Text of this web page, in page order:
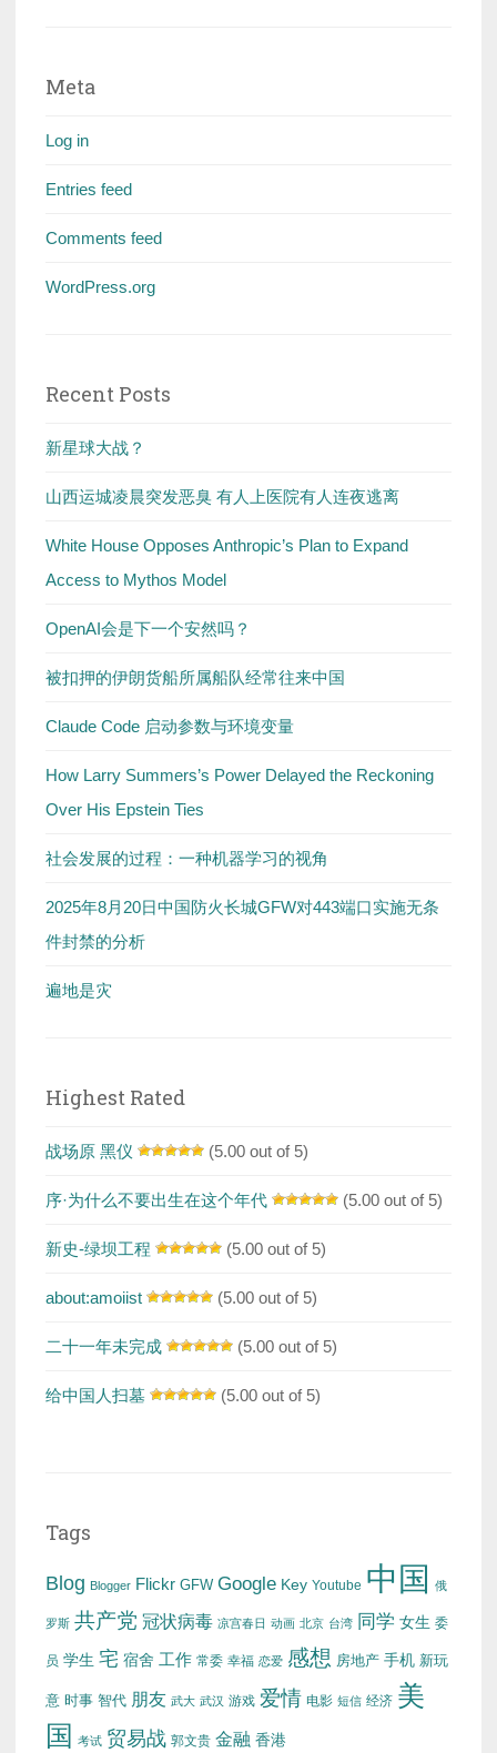
Meta
Log in
Entries feed
Comments feed
WordPress.org
Recent Posts
新星球大战？
山西运城凌晨突发恶臭 有人上医院有人连夜逃离
White House Opposes Anthropic’s Plan to Expand
Access to Mythos Model
OpenAI会是下一个安然吗？
被扣押的伊朗货船所属船队经常往来中国
Claude Code 启动参数与环境变量
How Larry Summers’s Power Delayed the Reckoning
Over His Epstein Ties
社会发展的过程：一种机器学习的视角
2025年8月20日中国防火长城GFW对443端口实施无条
件封禁的分析
遍地是灾
Highest Rated
战场原 黑仪 (5.00 out of 5)
序·为什么不要出生在这个年代 (5.00 out of 5)
新史-绿坝工程 (5.00 out of 5)
about:amoiist (5.00 out of 5)
二十一年未完成 (5.00 out of 5)
给中国人扫墓 (5.00 out of 5)
Tags
Blog Blogger Flickr GFW Google Key Youtube 中国 俄
罗斯 共产党 冠状病毒 凉宫春日 动画 北京 台湾 同学 女生 委
员 学生 宅 宿舍 工作 常委 幸福 恋爱 感想 房地产 手机 新玩
意 时事 智代 朋友 武大 武汉 游戏 爱情 电影 短信 经济 美
国
考试 贸易战 郭文贵 金融 香港